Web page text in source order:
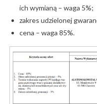
ich wymianą – waga 5%;
zakres udzielonej
cena – waga 85%.